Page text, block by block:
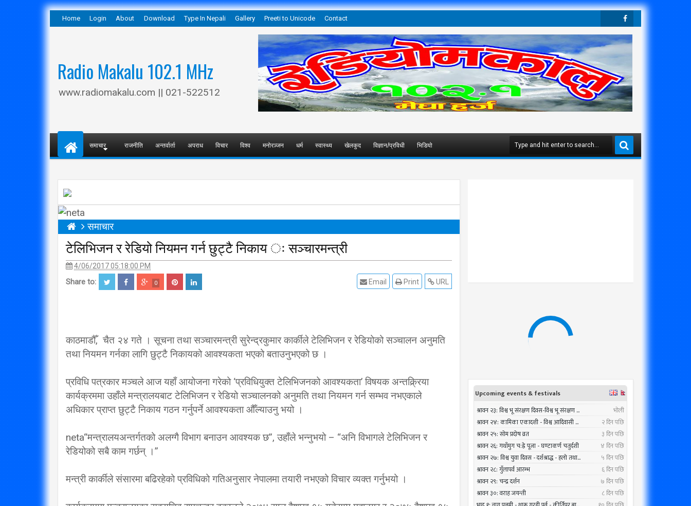
Home Login About Download Type In Nepali Gallery Preeti to Unicode Contact
Face
K
Twit
Radio Makalu 102.1 MHz
www.radiomakalu.com || 021-522512
समाचार राजनीति अन्तर्वार्ता अपराध विचार विश्व मनोरञ्जन धर्म स्वास्थ्य खेलकुद विज्ञान/प्रविधी भिडियो
समाचार
टेलिभिजन र रेडियो नियमन गर्न छुट्टै निकाय ः सञ्चारमन्त्री
4/06/2017 05:18:00 PM
Share to: 0 URL
Print
Email
काठमाडौँ, चैत २४ गते । सूचना तथा सञ्चारमन्त्री सुरेन्द्रकुमार कार्कीले टेलिभिजन र रेडियोको सञ्चालन अनुमति
तथा नियमन गर्नका लागि छुट्टै निकायको आवश्यकता भएको बताउनुभएको छ ।
प्रविधि पत्रकार मञ्चले आज यहाँ आयोजना गरेको ‘प्रविधियुक्त टेलिभिजनको आवश्यकता’ विषयक अन्तक्र्रिया
कार्यक्रममा उहाँले मन्त्रालयबाट टेलिभिजन र रेडियो सञ्चालनको अनुमति तथा नियमन गर्न सम्भव नभएकाले
अधिकार प्राप्त छुट्टै निकाय गठन गर्नुपर्ने आवश्यकता औँल्याउनु भयो ।
neta“मन्त्रालयअन्तर्गतको अलग्गै विभाग बनाउन आवश्यक छ”, उहाँले भन्नुभयो – “अनि विभागले टेलिभिजन र
रेडियोको सबै काम गर्छन् ।”
मन्त्री कार्कीले संसारमा बढिरहेको प्रविधिको गतिअनुसार नेपालमा तयारी नभएको विचार व्यक्त गर्नुभयो ।